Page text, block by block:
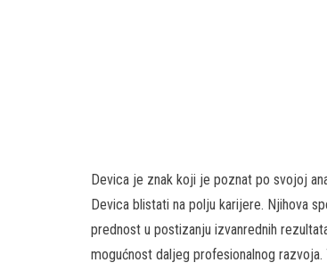
Devica je znak koji je poznat po svojoj
Devica blistati na polju karijere. Njihova
prednost u postizanju izvanrednih
mogućnost daljeg profesionalnog